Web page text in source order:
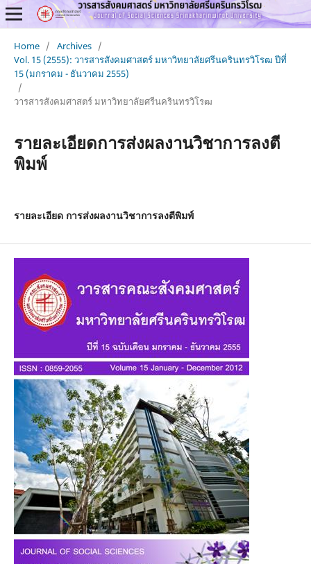
Home / Archives /
Vol. 15 (2555): วารสารสังคมศาสตร์ มหาวิทยาลัยศรีนครินทรวิโรฒ ปีที่
15 (มกราคม - ธันวาคม 2555)
/
วารสารสังคมศาสตร์ มหาวิทยาลัยศรีนครินทรวิโรฒ
รายละเอียดการส่งผลงานวิชาการลงตี
พิมพ์
รายละเอียด การส่งผลงานวิชาการลงตีพิมพ์